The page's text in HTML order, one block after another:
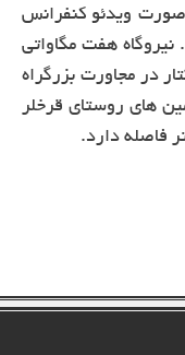
صورت ویدئو کنفرانس
هفت مگاواتی
در زمینی به وسعت 10 هکتار در مجاورت بزرگراه
های روستای قرخلر